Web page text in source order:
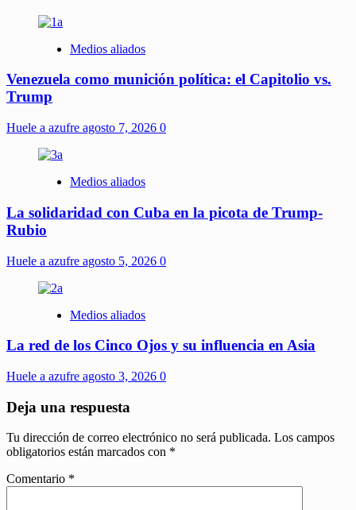
Medios aliados
Venezuela como munición política: el Capitolio vs.
Trump
Huele a azufre agosto 7, 2026 0
Medios aliados
La solidaridad con Cuba en la picota de Trump-
Rubio
Huele a azufre agosto 5, 2026 0
Medios aliados
La red de los Cinco Ojos y su influencia en Asia
Huele a azufre agosto 3, 2026 0
Deja una respuesta
Tu dirección de correo electrónico no será publicada. Los campos
obligatorios están marcados con *
Comentario *